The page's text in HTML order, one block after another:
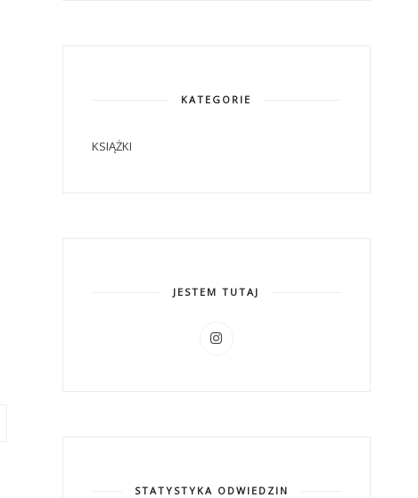
KATEGORIE
KSIĄŻKI
JESTEM TUTAJ
STATYSTYKA ODWIEDZIN